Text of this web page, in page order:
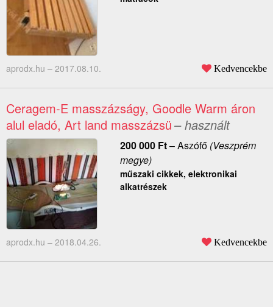
aprodx.hu – 2017.08.10. Kedvencekbe
Ceragem-E masszázságy, Goodle Warm áron
alul eladó, Art land masszázsü– használt
200 000 Ft–Aszófő(Veszprém
megye)
műszaki cikkek, elektronikai
alkatrészek
aprodx.hu – 2018.04.26. Kedvencekbe